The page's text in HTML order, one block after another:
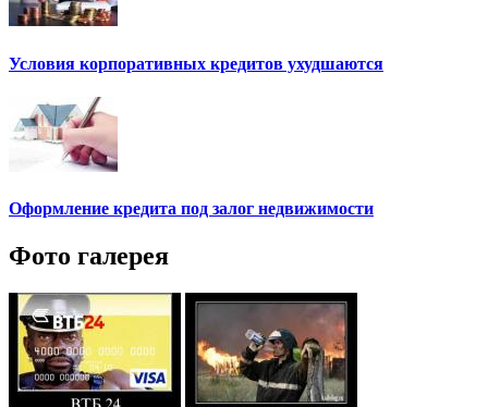
Условия корпоративных кредитов ухудшаются
Оформление кредита под залог недвижимости
Фото галерея